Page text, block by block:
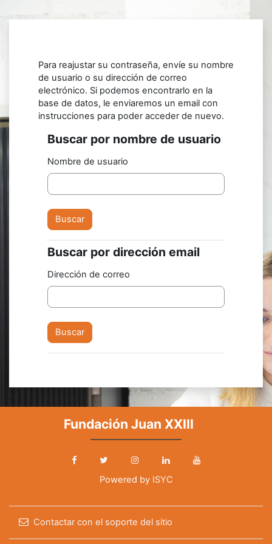
Para reajustar su contraseña, envíe su nombre
de usuario o su dirección de correo
electrónico. Si podemos encontrarlo en la
base de datos, le enviaremos un email con
instrucciones para poder acceder de nuevo.
Buscar por nombre de usuario
Buscar por nombre de usuario
Nombre de usuario
Buscar por dirección email
Buscar por dirección email
Dirección de correo
Fundación Juan XXIII
Powered byISYC
Contactar con el soporte del sitio